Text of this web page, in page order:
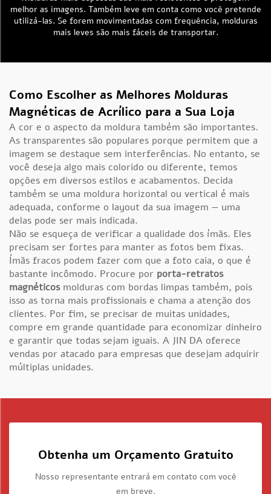
melhor as imagens. Também leve em conta como você pretende
utilizá-las. Se forem movimentadas com frequência, molduras
mais leves são mais fáceis de transportar.
Como Escolher as Melhores Molduras
Magnéticas de Acrílico para a Sua Loja
A cor e o aspecto da moldura também são importantes.
As transparentes são populares porque permitem que a
imagem se destaque sem interferências. No entanto, se
você deseja algo mais colorido ou diferente, temos
opções em diversos estilos e acabamentos. Decida
também se uma moldura horizontal ou vertical é mais
adequada, conforme o layout da sua imagem — uma
delas pode ser mais indicada.
Não se esqueça de verificar a qualidade dos ímãs. Eles
precisam ser fortes para manter as fotos bem fixas.
Ímãs fracos podem fazer com que a foto caia, o que é
bastante incômodo. Procure por porta-retratos
magnéticos molduras com bordas limpas também, pois
isso as torna mais profissionais e chama a atenção dos
clientes. Por fim, se precisar de muitas unidades,
compre em grande quantidade para economizar dinheiro
e garantir que todas sejam iguais. A JIN DA oferece
vendas por atacado para empresas que desejam adquirir
múltiplas unidades.
Obtenha um Orçamento Gratuito
Nosso representante entrará em contato com você
em breve.